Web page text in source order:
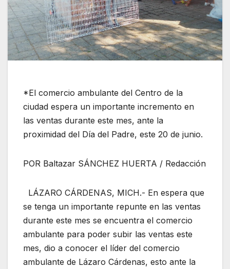
*El comercio ambulante del Centro de la
ciudad espera un importante incremento en
las ventas durante este mes, ante la
proximidad del Día del Padre, este 20 de junio.
POR Baltazar SÁNCHEZ HUERTA / Redacción
LÁZARO CÁRDENAS, MICH.- En espera que
se tenga un importante repunte en las ventas
durante este mes se encuentra el comercio
ambulante para poder subir las ventas este
mes, dio a conocer el líder del comercio
ambulante de Lázaro Cárdenas, esto ante la